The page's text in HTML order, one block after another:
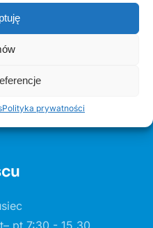
Polityka prywatności
tytułu pełnienia
pt 7:30 - 15.30